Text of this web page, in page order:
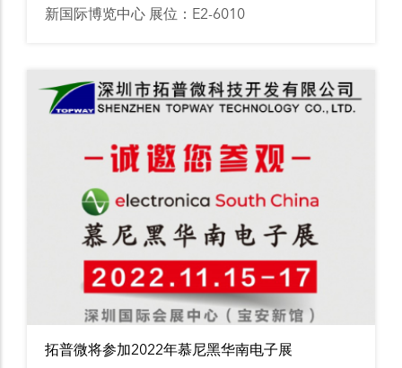
新国际博览中心 展位：E2-6010
拓普微将参加2022年慕尼黑华南电子展